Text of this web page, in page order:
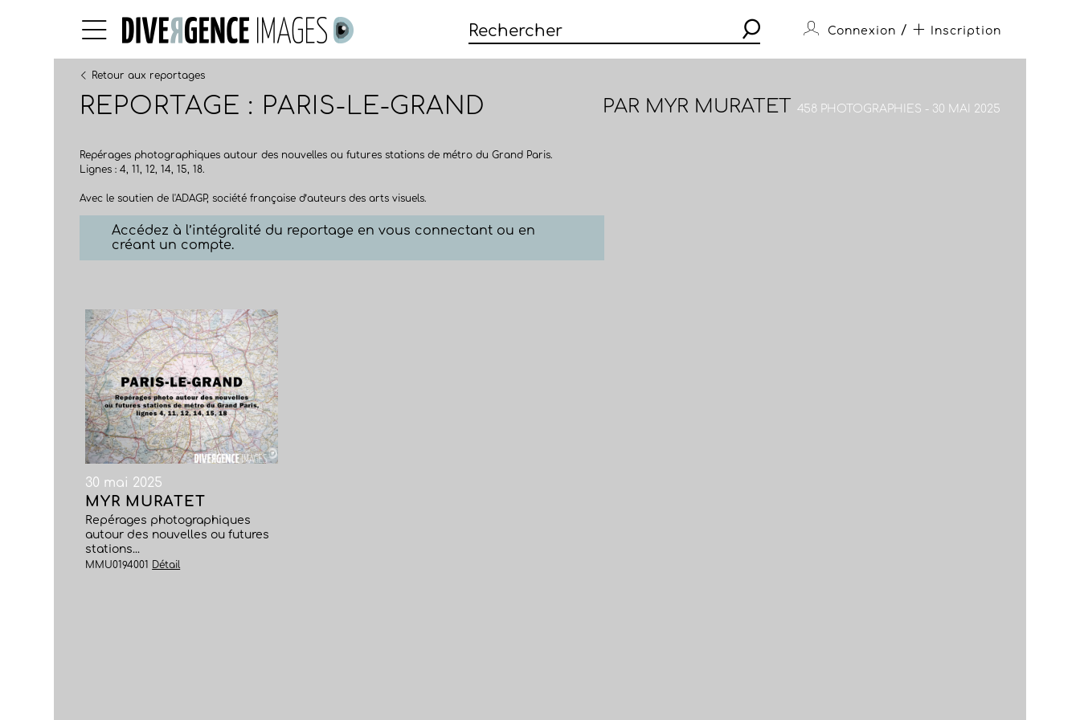
Connexion / Inscription
Retour aux reportages
REPORTAGE : PARIS-LE-GRAND PAR MYR MURATET 458 PHOTOGRAPHIES - 30 MAI 2025
Repérages photographiques autour des nouvelles ou futures stations de métro du Grand Paris.
Lignes : 4, 11, 12, 14, 15, 18.
Avec le soutien de l'ADAGP, société française d’auteurs des arts visuels.
Accédez à l’intégralité du reportage en vous connectant ou en
créant un compte.
30 mai 2025
MYR MURATET
Repérages photographiques
autour des nouvelles ou futures
stations...
MMU0194001 Détail